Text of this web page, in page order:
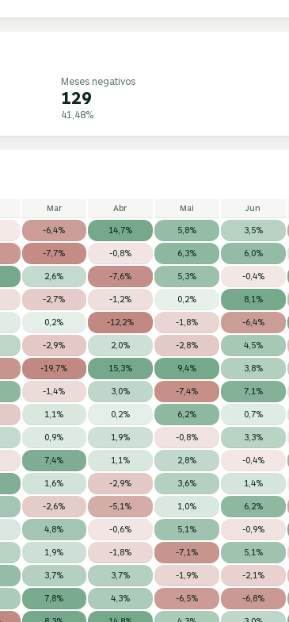
Meses negativos
129
41,48%
Mar Abr Mai Jun
-6,4% 14,7% 5,8% 3,5%
-7,7% -0,8% 6,3% 6,0%
2,6% -7,6% 5,3% -0,4%
-2,7% -1,2% 0,2% 8,1%
0,2% -12,2% -1,8% -6,4%
-2,9% 2,0% -2,8% 4,5%
-19,7% 15,3% 9,4% 3,8%
-1,4% 3,0% -7,4% 7,1%
1,1% 0,2% 6,2% 0,7%
0,9% 1,9% -0,8% 3,3%
7,4% 1,1% 2,8% -0,4%
1,6% -2,9% 3,6% 1,4%
-2,6% -5,1% 1,0% 6,2%
4,8% -0,6% 5,1% -0,9%
1,9% -1,8% -7,1% 5,1%
3,7% 3,7% -1,9% -2,1%
7,8% 4,3% -6,5% -6,8%